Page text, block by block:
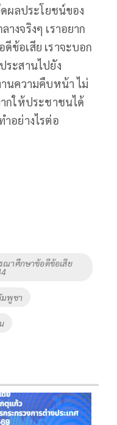
ดผลประโยชน์ของ
งจริงๆ เราอยาก
ข้อเสีย เราจะบอก
ระสานไปยัง
นความคืบหน้า ไม่
กให้ประชาชนได้
ำอย่างไรต่อ
าศึกษาข้อดีข้อเสีย
มพูชา